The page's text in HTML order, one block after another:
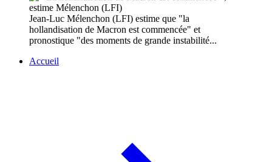
Jean-Luc Mélenchon (LFI) estime que "la
hollandisation de Macron est commencée" et
pronostique "des moments de grande instabilité...
Accueil